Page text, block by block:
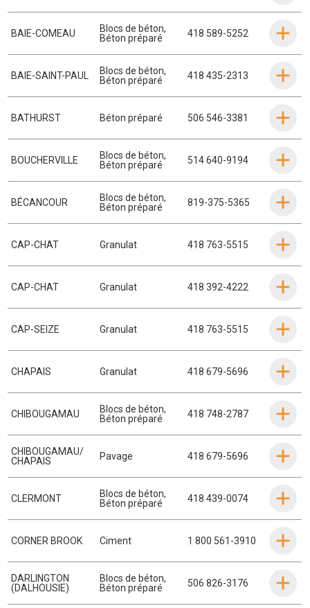
BAIE-COMEAU Blocs de béton,
Béton préparé
418 589-5252
BAIE-SAINT-PAUL Blocs de béton,
Béton préparé
418 435-2313
BATHURST Béton préparé 506 546-3381
BOUCHERVILLE Blocs de béton,
Béton préparé
514 640-9194
BÉCANCOUR Blocs de béton,
Béton préparé
819-375-5365
CAP-CHAT Granulat 418 763-5515
CAP-CHAT Granulat 418 392-4222
CAP-SEIZE Granulat 418 763-5515
CHAPAIS Granulat 418 679-5696
CHIBOUGAMAU Blocs de béton,
Béton préparé
418 748-2787
CHIBOUGAMAU/
CHAPAIS
Pavage 418 679-5696
CLERMONT Blocs de béton,
Béton préparé
418 439-0074
CORNER BROOK Ciment 1 800 561-3910
DARLINGTON
(DALHOUSIE)
Blocs de béton,
Béton préparé
506 826-3176